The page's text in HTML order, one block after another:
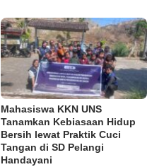
Mahasiswa KKN UNS
Tanamkan Kebiasaan Hidup
Bersih lewat Praktik Cuci
Tangan di SD Pelangi
Handayani